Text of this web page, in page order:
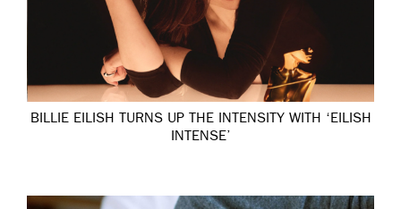
BILLIE EILISH TURNS UP THE INTENSITY WITH ‘EILISH
INTENSE’